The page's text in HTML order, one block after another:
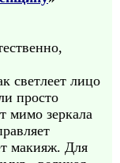
светлеет лицо
просто
мимо зеркала
макияж. Для